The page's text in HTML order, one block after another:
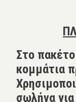
Στο
κομμάτια
σωλήνα